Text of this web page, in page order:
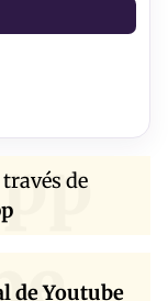
de
de Youtube